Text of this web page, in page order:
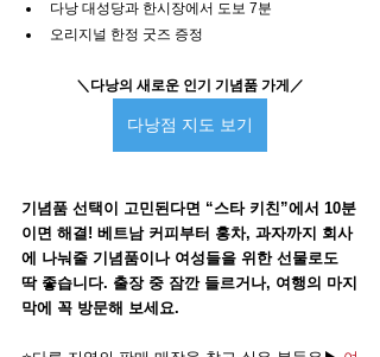
다낭 대성당과 한시장에서 도보 7분
오리지널 한정 굿즈 증정
＼다낭의 새로운 인기 기념품 가게／
다낭점 지도 보기
기념품 선택이 고민된다면 “스타 키친”에서 10분
이면 해결! 베트남 커피부터 홍차, 과자까지 회사
에 나눠줄 기념품이나 여성들을 위한 선물로도
딱 좋습니다. 출장 중 잠깐 들르거나, 여행의 마지
막에 꼭 방문해 보세요.